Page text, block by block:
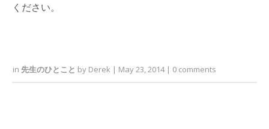
ください。
in 先生のひとこと by Derek | May 23, 2014 | 0 comments